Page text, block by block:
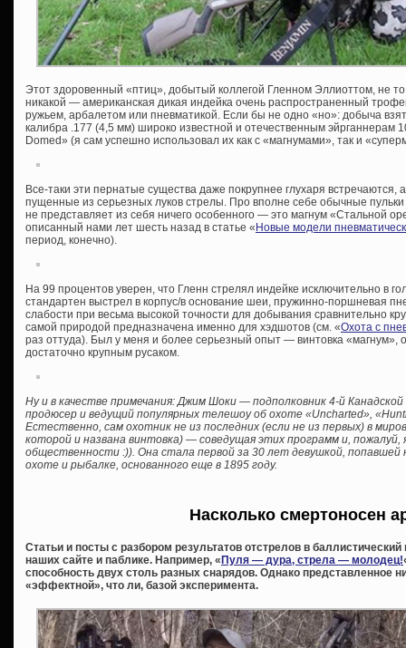
Этот здоровенный «птиц», добытый коллегой Гленном Эллиоттом, не
никакой — американская дикая индейка очень распространенный
ружьем, арбалетом или пневматикой. Если бы не одно «но»: добыча
калибра .177 (4,5 мм) широко известной и отечественным эйрганнерам
Domed» (я сам успешно использовал их как с «магнумами», так и
Все-таки эти пернатые существа даже покрупнее глухаря
пущенные из серьезных луков стрелы. Про вполне себе обычные
не представляет из себя ничего особенного — это магнум «Стальной
описанный нами лет шесть назад в статье « Новые модели
период, конечно).
На 99 процентов уверен, что Гленн стрелял индейке исключительно в
стандартен выстрел в корпус/в основание шеи, пружинно-поршневая
слабости при весьма высокой точности для добывания сравнительно
самой природой предназначена именно для хэдшотов (см. «Охота с
раз оттуда). Был у меня и более серьезный опыт — винтовка «магнум»,
достаточно крупным русаком.
Ну и в качестве примечания: Джим Шоки — подполковник 4-й
продюсер и ведущий популярных телешоу об охоте «Uncharted»,
Естественно, сам охотник не из последних (если не из первых) в
которой и названа винтовка) — соведущая этих программ и,
общественности :)). Она стала первой за 30 лет девушкой, попавшей
охоте и рыбалке, основанного еще в 1895 году.
Насколько смертоносен
Статьи и посты с разбором результатов отстрелов в
наших сайте и паблике. Например, « Пуля — дура, стрела — молодец!
способность двух столь разных снарядов. Однако представленное
«эффектной», что ли, базой эксперимента.